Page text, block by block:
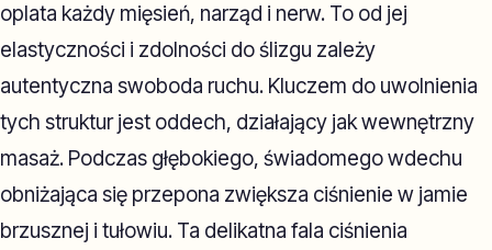
oplata każdy mięsień, narząd i nerw. To od jej
elastyczności i zdolności do ślizgu zależy
autentyczna swoboda ruchu. Kluczem do uwolnienia
tych struktur jest oddech, działający jak wewnętrzny
masaż. Podczas głębokiego, świadomego wdechu
obniżająca się przepona zwiększa ciśnienie w jamie
brzusznej i tułowiu. Ta delikatna fala ciśnienia